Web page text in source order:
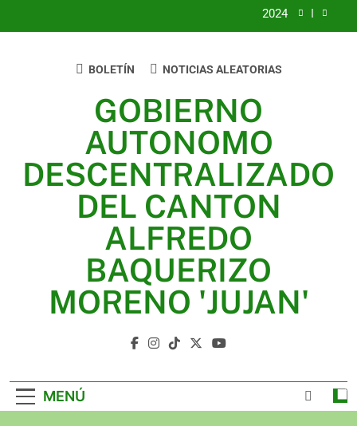
2024
JUJAN
2024
2023
UNIDOS TRABAJANDO POR NUESTRO QUERIDO
JUJAN
GOBIERNO
AUTONOMO
DESCENTRALIZADO
DEL CANTON
ALFREDO
BAQUERIZO
MORENO 'JUJAN'
BOLETÍN NOTICIAS ALEATORIAS
MENÚ